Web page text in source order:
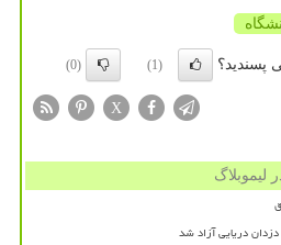
پسندید؟ (1)
(0)
X
لیموبلاگ
دریایی آزاد شد